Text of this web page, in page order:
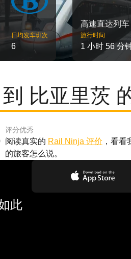
日均发车班次
6
高速直达列车
旅行时间
1 小时 56 分
比亚里茨
评分优秀
阅读真实的 Rail Ninja 评价 ，看看
的旅客怎么说。
此